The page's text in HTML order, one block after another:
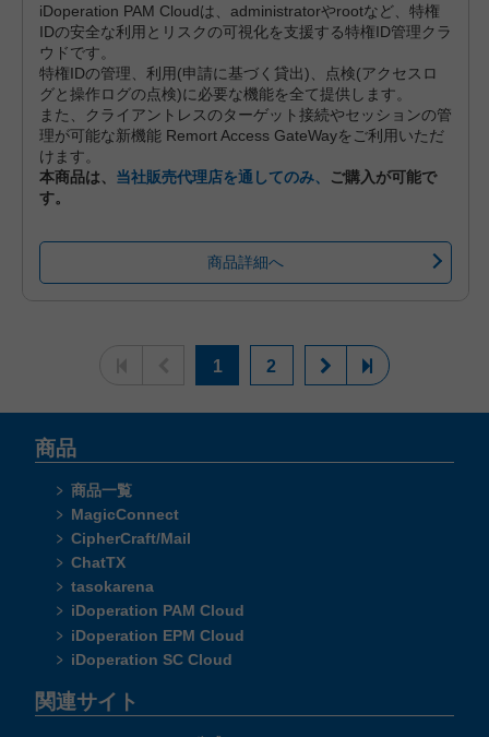
iDoperation PAM Cloudは、administratorやrootなど、特権
IDの安全な利用とリスクの可視化を支援する特権ID管理クラ
ウドです。
特権IDの管理、利用(申請に基づく貸出)、点検(アクセスロ
グと操作ログの点検)に必要な機能を全て提供します。
また、クライアントレスのターゲット接続やセッションの管
理が可能な新機能 Remort Access GateWayをご利用いただ
けます。
本商品は、 当社販売代理店を通してのみ、
ご購入が可能で
す。
商品詳細へ
1 2
商品
商品一覧
MagicConnect
CipherCraft/Mail
ChatTX
tasokarena
iDoperation PAM Cloud
iDoperation EPM Cloud
iDoperation SC Cloud
関連サイト